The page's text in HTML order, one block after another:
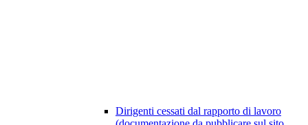
Dirigenti cessati dal rapporto di lavoro